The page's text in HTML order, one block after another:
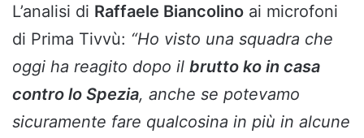
L’analisi di Raffaele Biancolino ai microfoni
di Prima Tivvù: “Ho visto una squadra che
oggi ha reagito dopo il brutto ko in casa
contro lo Spezia, anche se potevamo
sicuramente fare qualcosina in più in alcune